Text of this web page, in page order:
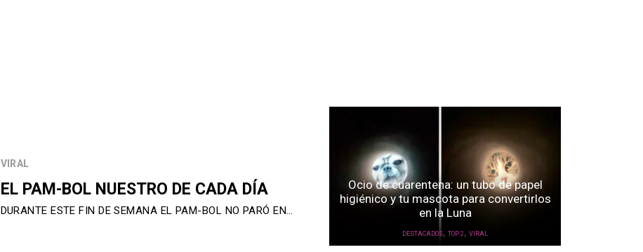
VIRAL
EL PAM-BOL NUESTRO DE CADA DÍA
DURANTE ESTE FIN DE SEMANA EL PAM-BOL NO PARÓ EN…
Ocio de cuarentena: un tubo de papel
higiénico y tu mascota para convertirlos
en la Luna
DESTACADOS, TOP 2, VIRAL